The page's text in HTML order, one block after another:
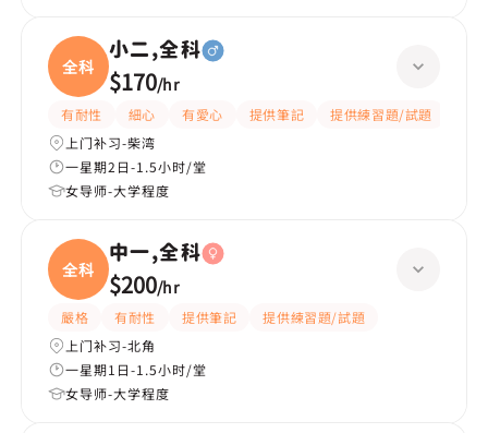
全科
小二,全科
$170/hr
有耐性 細心 有愛心 提供筆記 提供練習題/試題
上门补习-柴湾
一星期2日-1.5小时/堂
女导师-大学程度
全科
中一,全科
$200/hr
嚴格 有耐性 提供筆記
提供練習題/試題
上门补习-北角
一星期1日-1.5小时/堂
女导师-大学程度